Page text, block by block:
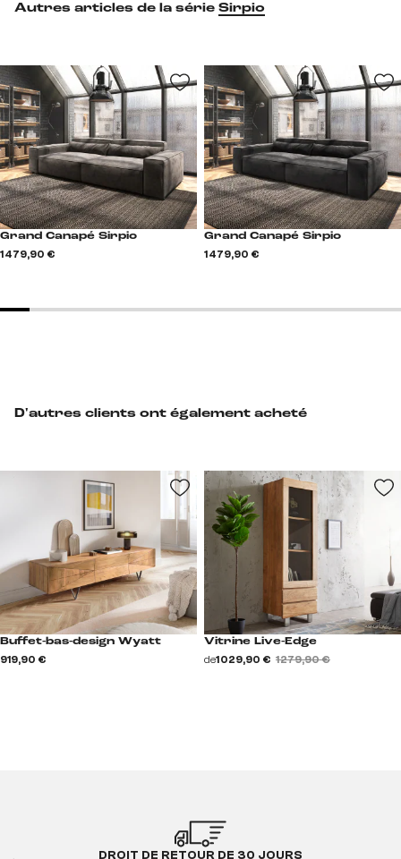
D'autres clients ont également acheté
Buffet-bas-design Wyatt
919,90 €
Vitrine Live-Edge
de1 029,90 € 1 279,90 €
Autres articles de la série Sirpio
Grand Canapé Sirpio
1 479,90 €
Grand Canapé Sirpio
1 479,90 €
DROIT DE RETOUR DE 30 JOURS